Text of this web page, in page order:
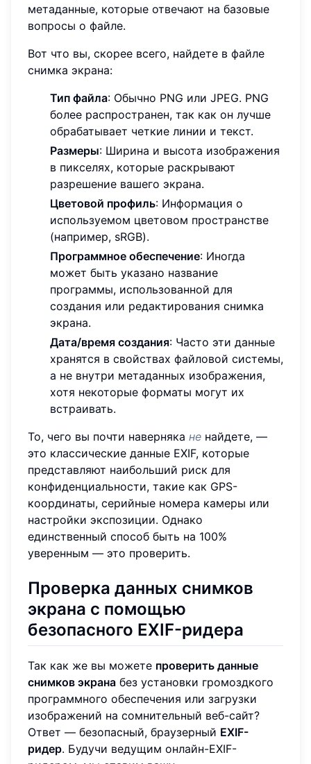
метаданные, которые отвечают на базовые
вопросы о файле.
Вот что вы, скорее всего, найдете в файле
снимка экрана:
Тип файла: Обычно PNG или JPEG. PNG
более распространен, так как он лучше
обрабатывает четкие линии и текст.
Размеры: Ширина и высота изображения
в пикселях, которые раскрывают
разрешение вашего экрана.
Цветовой профиль: Информация о
используемом цветовом пространстве
(например, sRGB).
Программное обеспечение: Иногда
может быть указано название
программы, использованной для
создания или редактирования снимка
экрана.
Дата/время создания: Часто эти данные
хранятся в свойствах файловой системы,
а не внутри метаданных изображения,
хотя некоторые форматы могут их
встраивать.
То, чего вы почти наверняка не найдете, —
это классические данные EXIF, которые
представляют наибольший риск для
конфиденциальности, такие как GPS-
координаты, серийные номера камеры или
настройки экспозиции. Однако
единственный способ быть на 100%
уверенным — это проверить.
Проверка данных снимков
экрана с помощью
безопасного EXIF-ридера
Так как же вы можете проверить данные
снимков экрана без установки громоздкого
программного обеспечения или загрузки
изображений на сомнительный веб-сайт?
Ответ — безопасный, браузерный EXIF-
ридер. Будучи ведущим онлайн-EXIF-